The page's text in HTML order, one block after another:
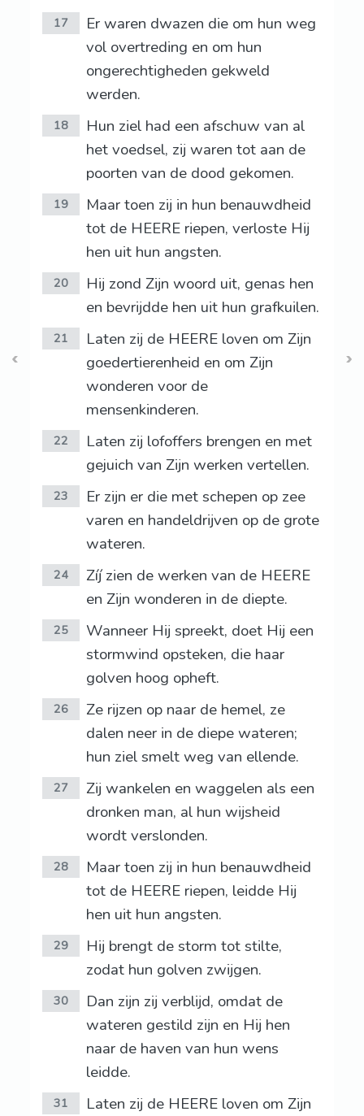
17
Er waren dwazen die om hun weg
vol overtreding en om hun
ongerechtigheden gekweld
werden.
18
Hun ziel had een afschuw van al
het voedsel, zij waren tot aan de
poorten van de dood gekomen.
19
Maar toen zij in hun benauwdheid
tot de HEERE riepen, verloste Hij
hen uit hun angsten.
20
Hij zond Zijn woord uit, genas hen
en bevrijdde hen uit hun grafkuilen.
21
Laten zij de HEERE loven om Zijn
goedertierenheid en om Zijn
wonderen voor de
mensenkinderen.
22
Laten zij lofoffers brengen en met
gejuich van Zijn werken vertellen.
23
Er zijn er die met schepen op zee
varen en handeldrijven op de grote
wateren.
24
Zíj zien de werken van de HEERE
en Zijn wonderen in de diepte.
25
Wanneer Hij spreekt, doet Hij een
stormwind opsteken, die haar
golven hoog opheft.
26
Ze rijzen op naar de hemel, ze
dalen neer in de diepe wateren;
hun ziel smelt weg van ellende.
27
Zij wankelen en waggelen als een
dronken man, al hun wijsheid
wordt verslonden.
28
Maar toen zij in hun benauwdheid
tot de HEERE riepen, leidde Hij
hen uit hun angsten.
29
Hij brengt de storm tot stilte,
zodat hun golven zwijgen.
30
Dan zijn zij verblijd, omdat de
wateren gestild zijn en Hij hen
naar de haven van hun wens
leidde.
31
Laten zij de HEERE loven om Zijn